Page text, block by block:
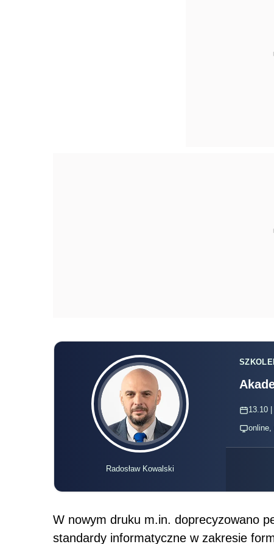
Radosław Kowalski
13.10
online,
W nowym druku m.in. doprecyzowano
standardy informatyczne w zakresie